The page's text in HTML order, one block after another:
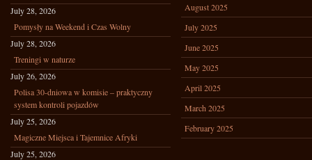
July 28, 2026
Pomysły na Weekend i Czas Wolny
July 28, 2026
Treningi w naturze
July 26, 2026
Polisa 30-dniowa w komisie – praktyczny
system kontroli pojazdów
July 25, 2026
Magiczne Miejsca i Tajemnice Afryki
July 25, 2026
August 2025
July 2025
June 2025
May 2025
April 2025
March 2025
February 2025